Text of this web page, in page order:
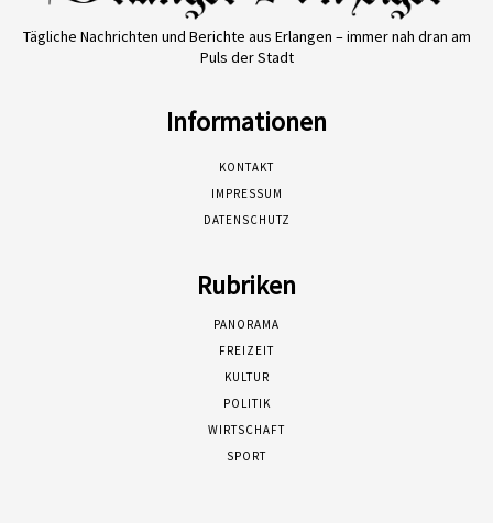
Tägliche Nachrichten und Berichte aus Erlangen – immer nah dran am
Puls der Stadt
Informationen
KONTAKT
IMPRESSUM
DATENSCHUTZ
Rubriken
PANORAMA
FREIZEIT
KULTUR
POLITIK
WIRTSCHAFT
SPORT